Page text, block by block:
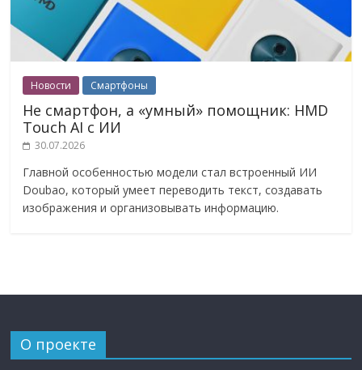
Новости Смартфоны
Не смартфон, а «умный» помощник: HMD
Touch AI с ИИ
30.07.2026
Главной особенностью модели стал встроенный ИИ
Doubao, который умеет переводить текст, создавать
изображения и организовывать информацию.
О проекте